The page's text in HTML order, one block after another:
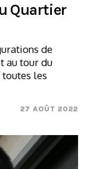
Quartier
de
au tour du
les
27 AOÛT 2022